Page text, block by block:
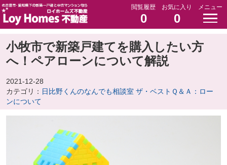
閲覧履歴
0
お気に入り
0
メニュー
小牧市で新築戸建てを購入したい方
へ！ペアローンについて解説
2021-12-28
カテゴリ： 日比野くんのなんでも相談室 ザ・ベストＱ＆Ａ：ロー
ンについて